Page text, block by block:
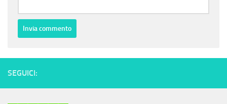
SEGUICI: